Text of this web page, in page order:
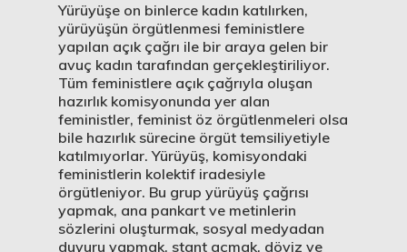
Yürüyüşe on binlerce kadın katılırken,
yürüyüşün örgütlenmesi feministlere
yapılan açık çağrı ile bir araya gelen bir
avuç kadın tarafından gerçekleştiriliyor.
Tüm feministlere açık çağrıyla oluşan
hazırlık komisyonunda yer alan
feministler, feminist öz örgütlenmeleri olsa
bile hazırlık sürecine örgüt temsiliyetiyle
katılmıyorlar. Yürüyüş, komisyondaki
feministlerin kolektif iradesiyle
örgütleniyor. Bu grup yürüyüş çağrısı
yapmak, ana pankart ve metinlerin
sözlerini oluşturmak, sosyal medyadan
duyuru yapmak, stant açmak, döviz ve